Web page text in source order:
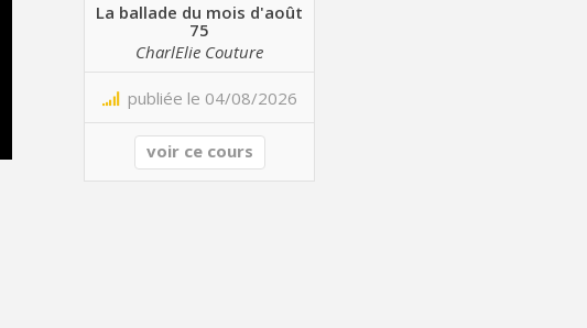
La ballade du mois d'août
75
CharlElie Couture
publiée le 04/08/2026
voir ce cours